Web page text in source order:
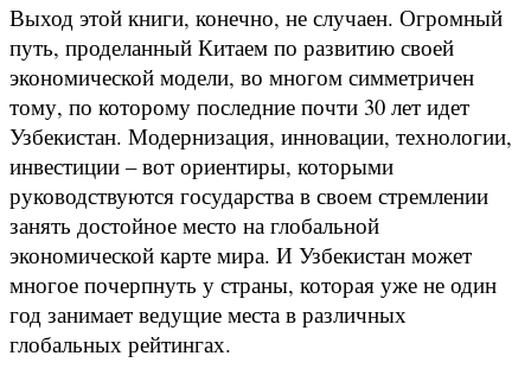
Выход этой книги, конечно, не случаен. Огромный
путь, проделанный Китаем по развитию своей
экономической модели, во многом симметричен
тому, по которому последние почти 30 лет идет
Узбекистан. Модернизация, инновации, технологии,
инвестиции – вот ориентиры, которыми
руководствуются государства в своем стремлении
занять достойное место на глобальной
экономической карте мира. И Узбекистан может
многое почерпнуть у страны, которая уже не один
год занимает ведущие места в различных
глобальных рейтингах.